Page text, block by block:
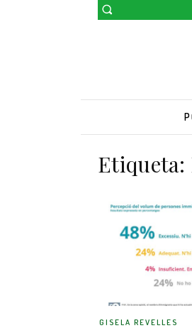
Etiqueta:
GISELA REVELLES